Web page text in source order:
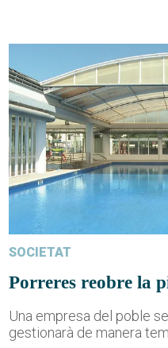
SOCIETAT
Porreres reobre la
Una empresa del poble
gestionarà de manera